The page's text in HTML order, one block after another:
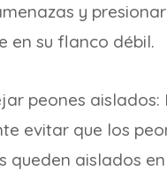
y
en su flanco débil.
peones aislados:
evitar que los
queden aislados